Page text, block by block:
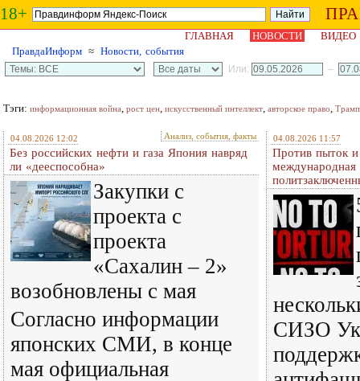
18+
ГЛАВНАЯ НОВОСТИ
ВИДЕО
ПравдаИнформ ≈ Новости, события
Или: –
Тэги: информационная война, рост цен, искусственный интеллект, авторское право, Трамп
04.08.2026 12:02 Анализ, события, факты
Без российских нефти и газа Япония навряд
ли «дееспособна»
Закупки с
проекта с
проекта
«Сахалин – 2»
возобновлены с мая
Согласно информации
японских СМИ, в конце
мая официальная
04.08.2026 11:57
Против пыток и
международная
СИЗО